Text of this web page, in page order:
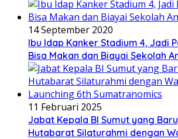
14 September 2020
Ibu Idap Kanker Stadium 4, Jadi
Bisa Makan dan Biayai Sekolah
11 Februari 2025
Jabat Kepala BI Sumut yang
Hutabarat Silaturahmi dengan